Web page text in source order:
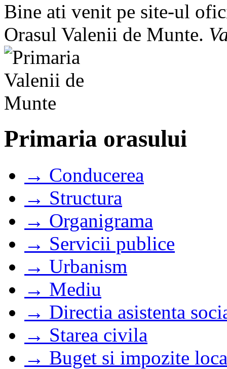
Bine ati venit pe site-ul
Orasul Valenii de Munte.
Primaria orasului
→ Conducerea
→ Structura
→ Organigrama
→ Servicii publice
→ Urbanism
→ Mediu
→ Directia asistenta
→ Starea civila
→ Buget si impozite